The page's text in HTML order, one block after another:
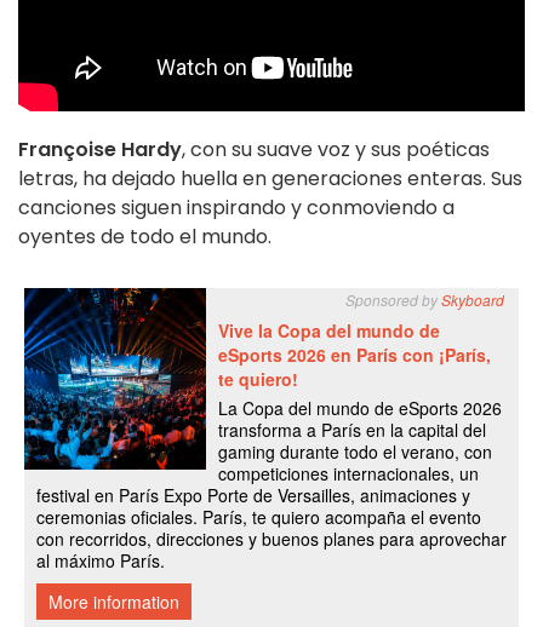
Françoise Hardy, con su suave voz y sus poéticas
letras, ha dejado huella en generaciones enteras. Sus
canciones siguen inspirando y conmoviendo a
oyentes de todo el mundo.